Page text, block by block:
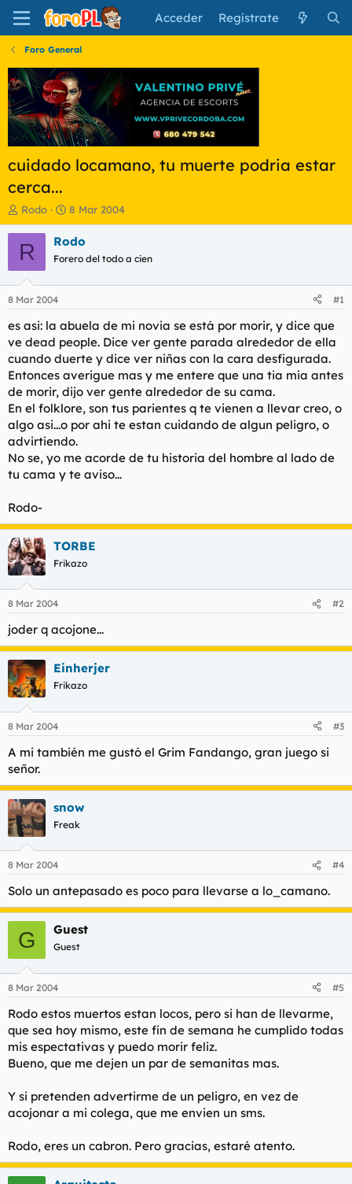
Acceder Regístrate
Foro General
cuidado locamano, tu muerte podria estar
cerca...
I
n
i
c
a
d
o
e
l
t
e
m
a
Rodo
F
e
c
a
i
n
c
i
o
8 Mar 2004
R Rodo
Forero del todo a cien
8 Mar 2004 #1
es asi: la abuela de mi novia se está por morir, y dice que
ve dead people. Dice ver gente parada alrededor de ella
cuando duerte y dice ver niñas con la cara desfigurada.
Entonces averigue mas y me entere que una tia mia antes
de morir, dijo ver gente alrededor de su cama.
En el folklore, son tus parientes q te vienen a llevar creo, o
algo asi...o por ahi te estan cuidando de algun peligro, o
advirtiendo.
No se, yo me acorde de tu historia del hombre al lado de
tu cama y te aviso...
Rodo-
TORBE
Frikazo
8 Mar 2004 #2
joder q acojone...
Einherjer
Frikazo
8 Mar 2004 #3
A mi también me gustó el Grim Fandango, gran juego si
señor.
snow
Freak
8 Mar 2004 #4
Solo un antepasado es poco para llevarse a lo_camano.
G Guest
Guest
8 Mar 2004 #5
Rodo estos muertos estan locos, pero si han de llevarme,
que sea hoy mismo, este fin de semana he cumplido todas
mis espectativas y puedo morir feliz.
Bueno, que me dejen un par de semanitas mas.
Y si pretenden advertirme de un peligro, en vez de
acojonar a mi colega, que me envien un sms.
Rodo, eres un cabron. Pero gracias, estaré atento.